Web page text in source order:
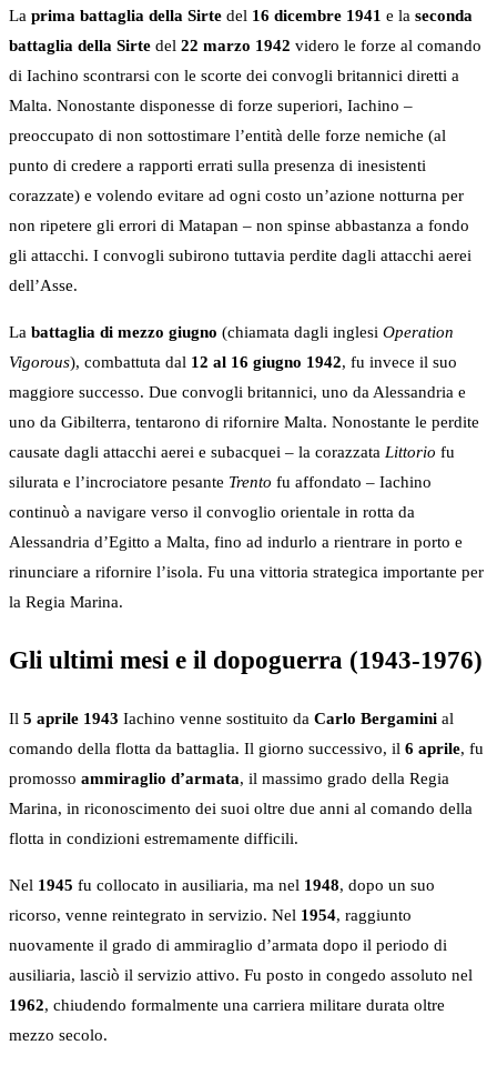
La prima battaglia della Sirte del 16 dicembre 1941 e la seconda
battaglia della Sirte del 22 marzo 1942 videro le forze al comando
di Iachino scontrarsi con le scorte dei convogli britannici diretti a
Malta. Nonostante disponesse di forze superiori, Iachino –
preoccupato di non sottostimare l’entità delle forze nemiche (al
punto di credere a rapporti errati sulla presenza di inesistenti
corazzate) e volendo evitare ad ogni costo un’azione notturna per
non ripetere gli errori di Matapan – non spinse abbastanza a fondo
gli attacchi. I convogli subirono tuttavia perdite dagli attacchi aerei
dell’Asse.
La battaglia di mezzo giugno (chiamata dagli inglesi Operation
Vigorous), combattuta dal 12 al 16 giugno 1942, fu invece il suo
maggiore successo. Due convogli britannici, uno da Alessandria e
uno da Gibilterra, tentarono di rifornire Malta. Nonostante le perdite
causate dagli attacchi aerei e subacquei – la corazzata Littorio fu
silurata e l’incrociatore pesante Trento fu affondato – Iachino
continuò a navigare verso il convoglio orientale in rotta da
Alessandria d’Egitto a Malta, fino ad indurlo a rientrare in porto e
rinunciare a rifornire l’isola. Fu una vittoria strategica importante per
la Regia Marina.
Gli ultimi mesi e il dopoguerra (1943-1976)
Il 5 aprile 1943 Iachino venne sostituito da Carlo Bergamini al
comando della flotta da battaglia. Il giorno successivo, il 6 aprile, fu
promosso ammiraglio d’armata, il massimo grado della Regia
Marina, in riconoscimento dei suoi oltre due anni al comando della
flotta in condizioni estremamente difficili.
Nel 1945 fu collocato in ausiliaria, ma nel 1948, dopo un suo
ricorso, venne reintegrato in servizio. Nel 1954, raggiunto
nuovamente il grado di ammiraglio d’armata dopo il periodo di
ausiliaria, lasciò il servizio attivo. Fu posto in congedo assoluto nel
1962, chiudendo formalmente una carriera militare durata oltre
mezzo secolo.